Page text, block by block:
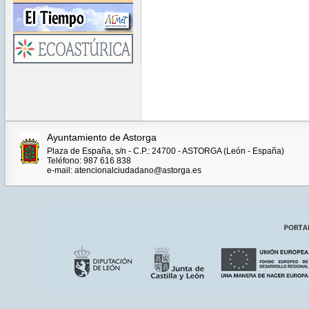
Ayuntamiento de Astorga
Plaza de España, s/n - C.P.: 24700 - ASTORGA (León - España)
Teléfono: 987 616 838
e-mail: atencionalciudadano@astorga.es